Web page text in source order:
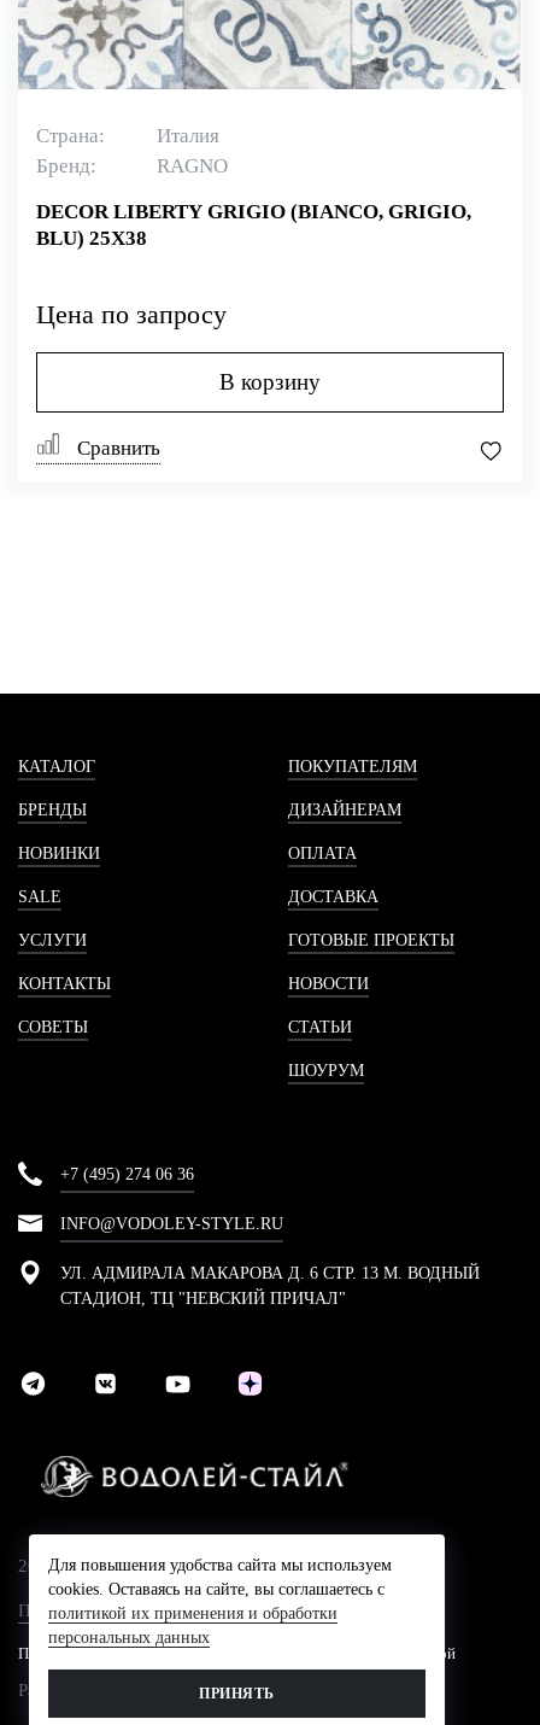
Страна:
Италия
Бренд:
RAGNO
DECOR LIBERTY GRIGIO (BIANCO, GRIGIO,
BLU) 25X38
Цена по запросу
В корзину
Сравнить
КАТАЛОГ
БРЕНДЫ
НОВИНКИ
SALE
УСЛУГИ
КОНТАКТЫ
СОВЕТЫ
ПОКУПАТЕЛЯМ
ДИЗАЙНЕРАМ
ОПЛАТА
ДОСТАВКА
ГОТОВЫЕ ПРОЕКТЫ
НОВОСТИ
СТАТЬИ
ШОУРУМ
+7 (495) 274 06 36
INFO@VODOLEY-STYLE.RU
УЛ. АДМИРАЛА МАКАРОВА Д. 6 СТР. 13 М. ВОДНЫЙ
СТАДИОН, ТЦ "НЕВСКИЙ ПРИЧАЛ"
2024 © Компания Водолей-Cтайл
Политика конфидециальности
Представленные на сайте цены не являются публичной офертой
Разработано в
Для повышения удобства сайта мы используем
cookies. Оставаясь на сайте, вы соглашаетесь с
политикой их применения и обработки
персональных данных
ПРИНЯТЬ